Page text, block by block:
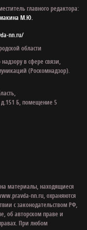
главного редактора:
М.Ю.
nn.ru/
области
в сфере связи,
(Роскомнадзор).
Б, помещение 5
материалы, находящиеся
nn.ru, охраняются
с законодательством РФ,
об авторском праве и
При любом